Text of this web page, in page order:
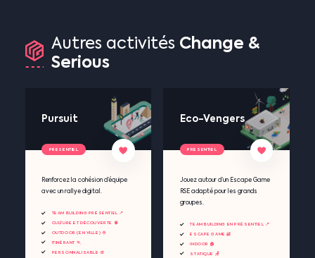
Autres activités Change &
Serious
Pursuit
Renforcez la cohésion d’équipe
avec un rallye digital.
TEAM BUILDING PRÉSENTIEL 📍
CULTURE ET DÉCOUVERTE 🧠
OUTDOOR (EN VILLE) 🌞
ITINÉRANT 🏃
PERSONNALISABLE 🎨
PRESENTIEL
Eco-Vengers
Jouez autour d’un Escape Game
RSE adapté pour les grands
groupes.
TEAM BUILDING EN PRÉSENTIEL 📍
ESCAPE GAME 🔐
INDOOR 🏠
STATIQUE 🪑
PRESENTIEL